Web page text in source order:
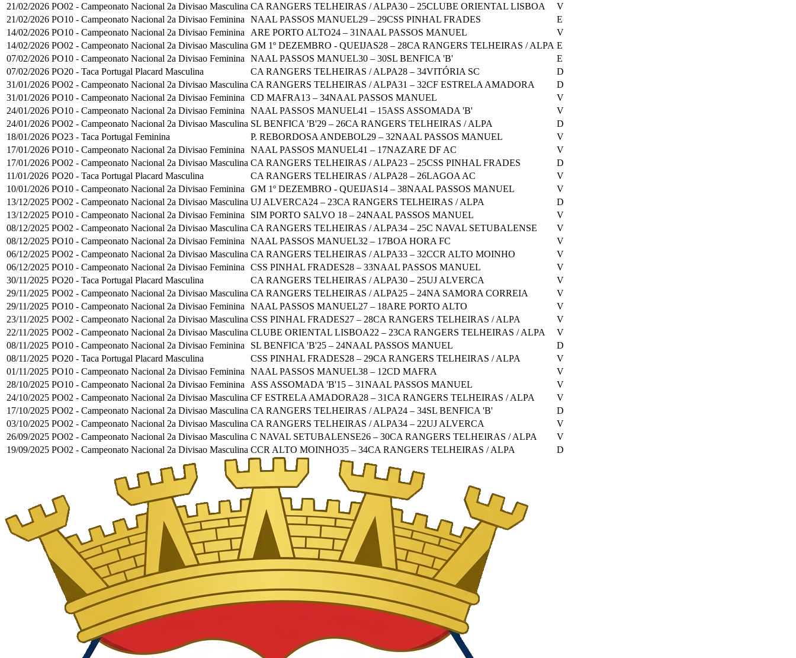
21/02/2026 PO02 - Campeonato Nacional 2a Divisao Masculina CA RANGERS TELHEIRAS / ALPA30 – 25CLUBE ORIENTAL LISBOA
V
21/02/2026 PO10 - Campeonato Nacional 2a Divisao Feminina NAAL PASSOS MANUEL29 – 29CSS PINHAL FRADES
E
14/02/2026 PO10 - Campeonato Nacional 2a Divisao Feminina ARE PORTO ALTO24 – 31NAAL PASSOS MANUEL
V
14/02/2026 PO02 - Campeonato Nacional 2a Divisao Masculina GM 1º DEZEMBRO - QUEIJAS28 – 28CA RANGERS TELHEIRAS / ALPA E
07/02/2026 PO10 - Campeonato Nacional 2a Divisao Feminina NAAL PASSOS MANUEL30 – 30SL BENFICA 'B'
E
07/02/2026 PO20 - Taca Portugal Placard Masculina CA RANGERS TELHEIRAS / ALPA28 – 34VITÓRIA SC
D
31/01/2026 PO02 - Campeonato Nacional 2a Divisao Masculina CA RANGERS TELHEIRAS / ALPA31 – 32CF ESTRELA AMADORA
D
31/01/2026 PO10 - Campeonato Nacional 2a Divisao Feminina CD MAFRA13 – 34NAAL PASSOS MANUEL
V
24/01/2026 PO10 - Campeonato Nacional 2a Divisao Feminina NAAL PASSOS MANUEL41 – 15ASS ASSOMADA 'B'
V
24/01/2026 PO02 - Campeonato Nacional 2a Divisao Masculina SL BENFICA 'B'29 – 26CA RANGERS TELHEIRAS / ALPA
D
18/01/2026 PO23 - Taca Portugal Feminina P. REBORDOSA ANDEBOL29 – 32NAAL PASSOS MANUEL
V
17/01/2026 PO10 - Campeonato Nacional 2a Divisao Feminina NAAL PASSOS MANUEL41 – 17NAZARE DF AC
V
17/01/2026 PO02 - Campeonato Nacional 2a Divisao Masculina CA RANGERS TELHEIRAS / ALPA23 – 25CSS PINHAL FRADES
D
11/01/2026 PO20 - Taca Portugal Placard Masculina CA RANGERS TELHEIRAS / ALPA28 – 26LAGOA AC
V
10/01/2026 PO10 - Campeonato Nacional 2a Divisao Feminina GM 1º DEZEMBRO - QUEIJAS14 – 38NAAL PASSOS MANUEL
V
13/12/2025 PO02 - Campeonato Nacional 2a Divisao Masculina UJ ALVERCA24 – 23CA RANGERS TELHEIRAS / ALPA
D
13/12/2025 PO10 - Campeonato Nacional 2a Divisao Feminina SIM PORTO SALVO 18 – 24NAAL PASSOS MANUEL
V
08/12/2025 PO02 - Campeonato Nacional 2a Divisao Masculina CA RANGERS TELHEIRAS / ALPA34 – 25C NAVAL SETUBALENSE
V
08/12/2025 PO10 - Campeonato Nacional 2a Divisao Feminina NAAL PASSOS MANUEL32 – 17BOA HORA FC
V
06/12/2025 PO02 - Campeonato Nacional 2a Divisao Masculina CA RANGERS TELHEIRAS / ALPA33 – 32CCR ALTO MOINHO
V
06/12/2025 PO10 - Campeonato Nacional 2a Divisao Feminina CSS PINHAL FRADES28 – 33NAAL PASSOS MANUEL
V
30/11/2025 PO20 - Taca Portugal Placard Masculina CA RANGERS TELHEIRAS / ALPA30 – 25UJ ALVERCA
V
29/11/2025 PO02 - Campeonato Nacional 2a Divisao Masculina CA RANGERS TELHEIRAS / ALPA25 – 24NA SAMORA CORREIA
V
29/11/2025 PO10 - Campeonato Nacional 2a Divisao Feminina NAAL PASSOS MANUEL27 – 18ARE PORTO ALTO
V
23/11/2025 PO02 - Campeonato Nacional 2a Divisao Masculina CSS PINHAL FRADES27 – 28CA RANGERS TELHEIRAS / ALPA
V
22/11/2025 PO02 - Campeonato Nacional 2a Divisao Masculina CLUBE ORIENTAL LISBOA22 – 23CA RANGERS TELHEIRAS / ALPA
V
08/11/2025 PO10 - Campeonato Nacional 2a Divisao Feminina SL BENFICA 'B'25 – 24NAAL PASSOS MANUEL
D
08/11/2025 PO20 - Taca Portugal Placard Masculina CSS PINHAL FRADES28 – 29CA RANGERS TELHEIRAS / ALPA
V
01/11/2025 PO10 - Campeonato Nacional 2a Divisao Feminina NAAL PASSOS MANUEL38 – 12CD MAFRA
V
28/10/2025 PO10 - Campeonato Nacional 2a Divisao Feminina ASS ASSOMADA 'B'15 – 31NAAL PASSOS MANUEL
V
24/10/2025 PO02 - Campeonato Nacional 2a Divisao Masculina CF ESTRELA AMADORA28 – 31CA RANGERS TELHEIRAS / ALPA
V
17/10/2025 PO02 - Campeonato Nacional 2a Divisao Masculina CA RANGERS TELHEIRAS / ALPA24 – 34SL BENFICA 'B'
D
03/10/2025 PO02 - Campeonato Nacional 2a Divisao Masculina CA RANGERS TELHEIRAS / ALPA34 – 22UJ ALVERCA
V
26/09/2025 PO02 - Campeonato Nacional 2a Divisao Masculina C NAVAL SETUBALENSE26 – 30CA RANGERS TELHEIRAS / ALPA
V
19/09/2025 PO02 - Campeonato Nacional 2a Divisao Masculina CCR ALTO MOINHO35 – 34CA RANGERS TELHEIRAS / ALPA D